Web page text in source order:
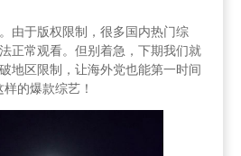
由于版权限制，很多国内热门综
正常观看。但别着急，下期我们就
地区限制，让海外党也能第一时间
的爆款综艺！